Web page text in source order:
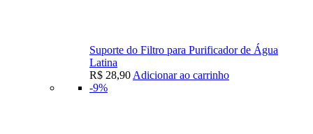
Suporte do Filtro para Purificador de Água
Latina
R$ 28,90 Adicionar ao carrinho
-9%